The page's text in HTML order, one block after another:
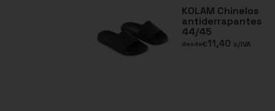
KOLAM Chinelos
antiderrapantes
44/45
desde€11,40 s/IVA